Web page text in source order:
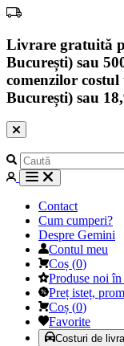
Livrare gratuită
București) sau
comenzilor
București) sau
Contact
Cum cumperi?
Despre Gemini
Contul meu
Coș (0)
Produse noi în
Preț isteț,
Coș (0)
Favorite
Costuri de